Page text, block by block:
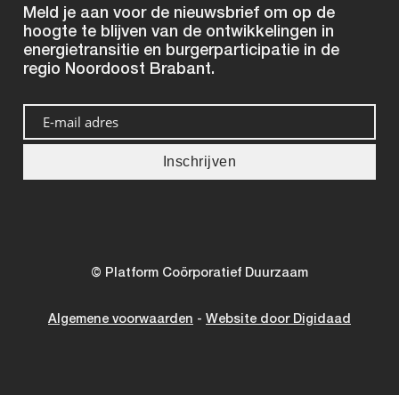
Meld je aan voor de nieuwsbrief om op de
hoogte te blijven van de ontwikkelingen in
energietransitie en burgerparticipatie in de
regio Noordoost Brabant.
© Platform Coörporatief Duurzaam
Algemene voorwaarden - Website door Digidaad